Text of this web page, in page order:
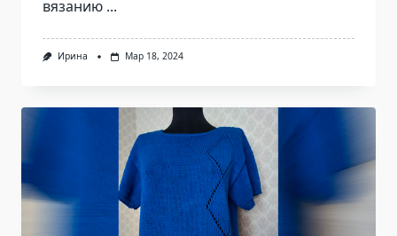
вязанию ...
Ирина Мар 18, 2024